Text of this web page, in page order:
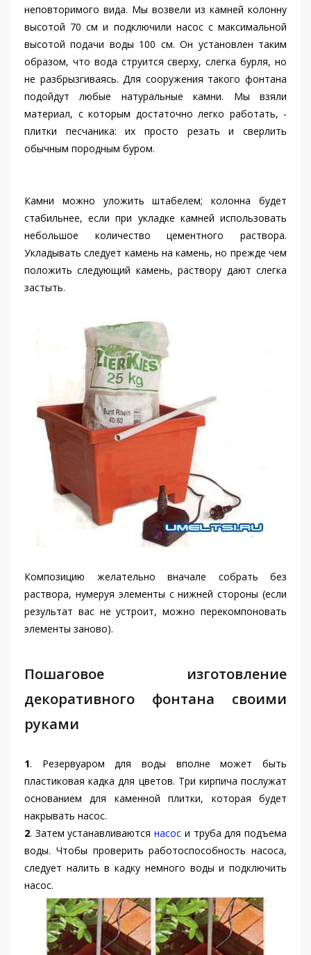
неповторимого вида. Мы возвели из камней колонну
высотой 70 см и подключили насос с максимальной
высотой подачи воды 100 см. Он установлен таким
образом, что вода струится сверху, слегка бурля, но
не разбрызгиваясь. Для сооружения такого фонтана
подойдут любые натуральные камни. Мы взяли
материал, с которым достаточно легко работать, -
плитки песчаника: их просто резать и сверлить
обычным породным буром.
Камни можно уложить штабелем; колонна будет
стабильнее, если при укладке камней использовать
небольшое количество цементного раствора.
Укладывать следует камень на камень, но прежде чем
положить следующий камень, раствору дают слегка
застыть.
Композицию желательно вначале собрать без
раствора, нумеруя элементы с нижней стороны (если
результат вас не устроит, можно перекомпоновать
элементы заново).
Пошаговое изготовление
декоративного фонтана своими
руками
1. Резервуаром для воды вполне может быть
пластиковая кадка для цветов. Три кирпича послужат
основанием для каменной плитки, которая будет
накрывать насос.
2. Затем устанавливаютсянасос и труба для подъема
воды. Чтобы проверить работоспособность насоса,
следует налить в кадку немного воды и подключить
насос.